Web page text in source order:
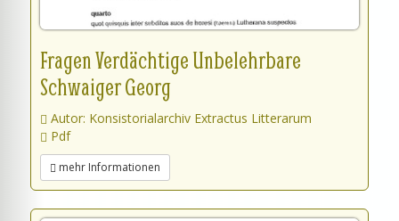
Fragen Verdächtige Unbelehrbare
Schwaiger Georg
Autor: Konsistorialarchiv Extractus Litterarum
Pdf
mehr Informationen